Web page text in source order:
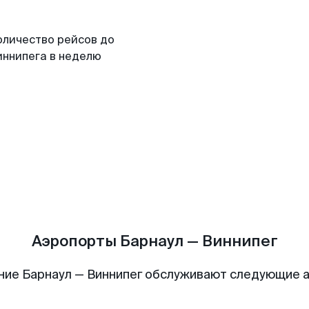
рейсов до
в неделю
Аэропорты Барнаул — Виннипег
Барнаул — Виннипег обслуживают следующие